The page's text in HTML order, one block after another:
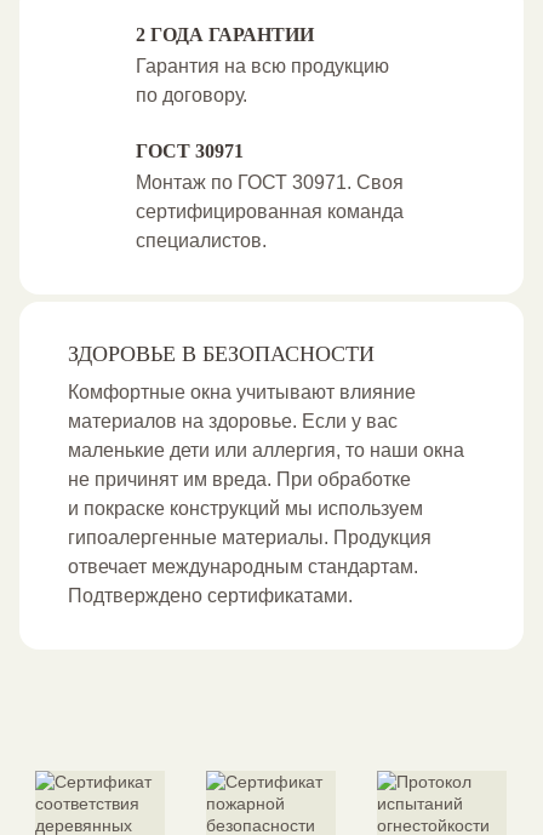
2 ГОДА ГАРАНТИИ
Гарантия на всю продукцию
по договору.
ГОСТ 30971
Монтаж по ГОСТ 30971. Своя
сертифицированная команда
специалистов.
ЗДОРОВЬЕ В БЕЗОПАСНОСТИ
Комфортные окна учитывают влияние
материалов на здоровье. Если у вас
маленькие дети или аллергия, то наши окна
не причинят им вреда. При обработке
и покраске конструкций мы используем
гипоалергенные материалы. Продукция
отвечает международным стандартам.
Подтверждено сертификатами.